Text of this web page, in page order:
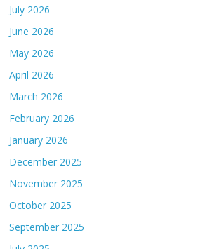
July 2026
June 2026
May 2026
April 2026
March 2026
February 2026
January 2026
December 2025
November 2025
October 2025
September 2025